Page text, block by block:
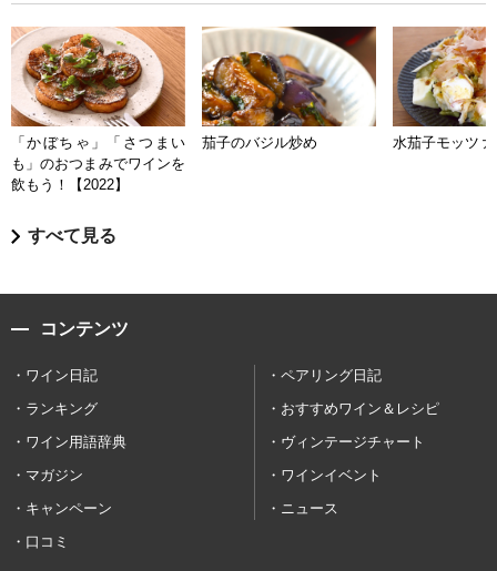
「かぼちゃ」「さつまい
も」のおつまみでワインを
飲もう！【2022】
茄子のバジル炒め 水茄子モッツァ
すべて見る
コンテンツ
ワイン日記
ペアリング日記
ランキング
おすすめワイン＆レシピ
ワイン用語辞典
ヴィンテージチャート
マガジン
ワインイベント
キャンペーン
ニュース
口コミ